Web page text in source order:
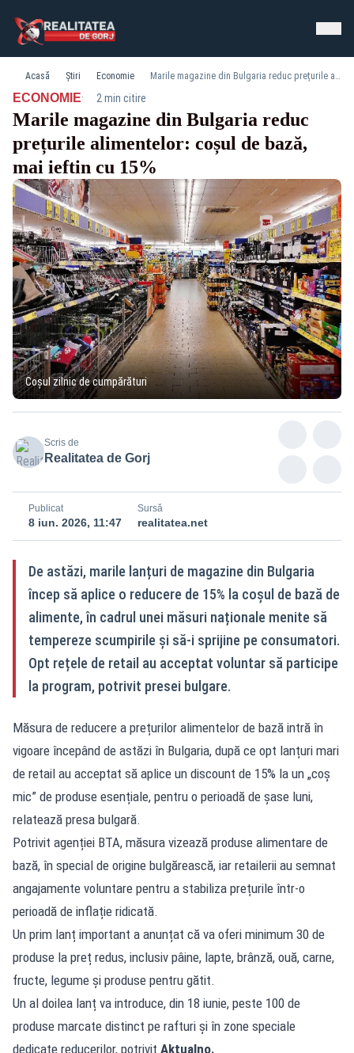
Acasă Știri Economie Marile magazine din Bulgaria reduc prețurile alimentelor: coșul de bază, mai ieftin cu 15%
ECONOMIE· 2 min citire
Marile magazine din Bulgaria reduc
prețurile alimentelor: coșul de bază,
mai ieftin cu 15%
Coșul zilnic de cumpărături
Scris de
Realitatea de Gorj
Publicat
8 iun. 2026, 11:47
Sursă
realitatea.net
De astăzi, marile lanțuri de magazine din Bulgaria
încep să aplice o reducere de 15% la coșul de bază de
alimente, în cadrul unei măsuri naționale menite să
tempereze scumpirile și să-i sprijine pe consumatori.
Opt rețele de retail au acceptat voluntar să participe
la program, potrivit presei bulgare.
Măsura de reducere a prețurilor alimentelor de bază intră în
vigoare începând de astăzi în Bulgaria, după ce opt lanțuri mari
de retail au acceptat să aplice un discount de 15% la un „coș
mic” de produse esențiale, pentru o perioadă de șase luni,
relatează presa bulgară.
Potrivit agenției BTA, măsura vizează produse alimentare de
bază, în special de origine bulgărească, iar retailerii au semnat
angajamente voluntare pentru a stabiliza prețurile într-o
perioadă de inflație ridicată.
Un prim lanț important a anunțat că va oferi minimum 30 de
produse la preț redus, inclusiv pâine, lapte, brânză, ouă, carne,
fructe, legume și produse pentru gătit.
Un al doilea lanț va introduce, din 18 iunie, peste 100 de
produse marcate distinct pe rafturi și în zone speciale
dedicate reducerilor, potrivit Aktualno.